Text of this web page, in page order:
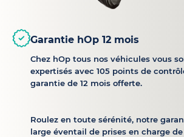
Garantie hOp 12 mois
Chez hOp tous nos véhicules vous
expertisés avec 105 points de
garantie de 12 mois offerte.
Roulez en toute sérénité, notre
large éventail de prises en charge